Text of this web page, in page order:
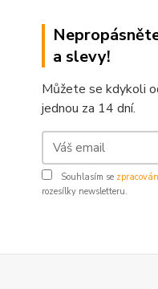
a slevy!
Můžete se kdykoli
jednou za 14 dní.
Souhlasím se
rozesílky newsletteru.